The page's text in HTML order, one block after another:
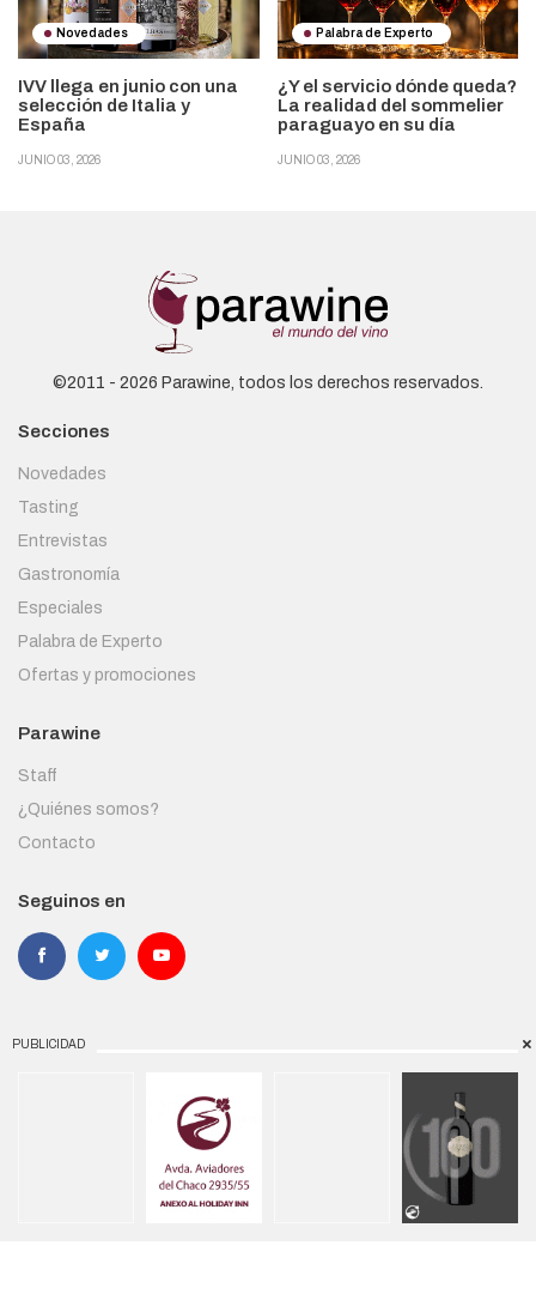
PUBLICIDAD
Novedades
IVV llega en junio con una
selección de Italia y
España
JUNIO 03, 2026
Palabra de Experto
¿Y el servicio dónde queda?
La realidad del sommelier
paraguayo en su día
JUNIO 03, 2026
©2011 - 2026 Parawine, todos los derechos reservados.
Secciones
Novedades
Tasting
Entrevistas
Gastronomía
Especiales
Palabra de Experto
Ofertas y promociones
Parawine
Staff
¿Quiénes somos?
Contacto
Seguinos en